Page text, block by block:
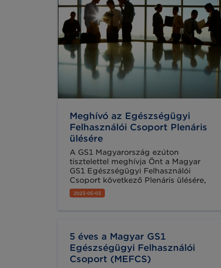
Meghívó az Egészségügyi
Felhasználói Csoport Plenáris
ülésére
A GS1 Magyarország ezúton
tisztelettel meghívja Önt a Magyar
GS1 Egészségügyi Felhasználói
Csoport következő Plenáris ülésére,
melyre május 25-én, csütörtökön kerül
sor a NEAK székházában (1139
2023-05-03
5 éves a Magyar GS1
Egészségügyi Felhasználói
Csoport (MEFCS)